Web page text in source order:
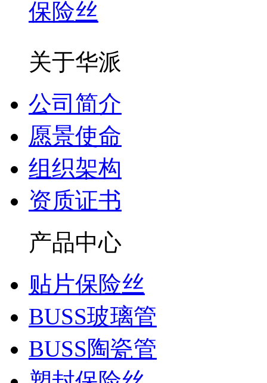
保险丝
关于华派
公司简介
愿景使命
组织架构
资质证书
产品中心
贴片保险丝
BUSS玻璃管
BUSS陶瓷管